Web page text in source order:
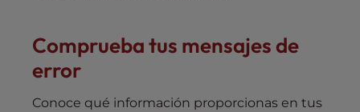
Comprueba tus mensajes de
error
Conoce qué información proporcionas en tus